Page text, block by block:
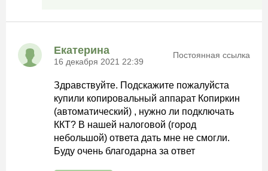
Екатерина
16 декабря 2021 22:39
Постоянная ссылка
Здравствуйте. Подскажите пожалуйста
купили копировальный аппарат Копиркин
(автоматический) , нужно ли подключать
ККТ? В нашей налоговой (город
небольшой) ответа дать мне не смогли.
Буду очень благодарна за ответ